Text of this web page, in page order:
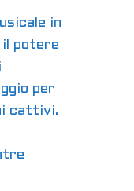
in
il potere
per
cattivi.